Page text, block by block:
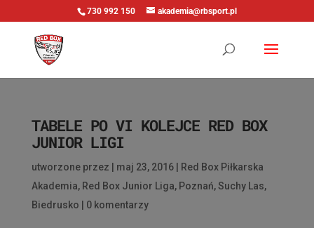
730 992 150 akademia@rbsport.pl
TABELE PO VI KOLEJCE RED BOX
JUNIOR LIGI
utworzone przez maj 23, 2016|
Red Box Piłkarska
Akademia, Red Box Junior Liga, Poznań,Suchy Las,
Biedrusko
0 komentarzy